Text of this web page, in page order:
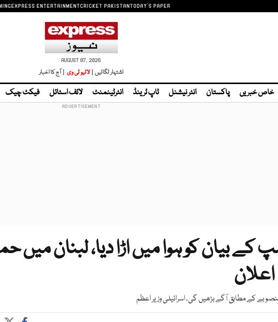
EXPRESS ENTERTAINMENTCRICKET PAKISTANTODAY'S PAPER
AUGUST 07, 2026
اشتہار لگائیں | لائیو ٹی وی | آج کا اخبار
خاص خبریں پاکستان انٹر نیشنل ٹاپ ٹرینڈ انٹرٹینمنٹ لائف اسٹائل فیکٹ چیک
کے بیان کو ہوا میں اڑا دیا، لبنان میں
کے مطابق آگے بڑھیں گی، اسرائیلی وزیر اعظم